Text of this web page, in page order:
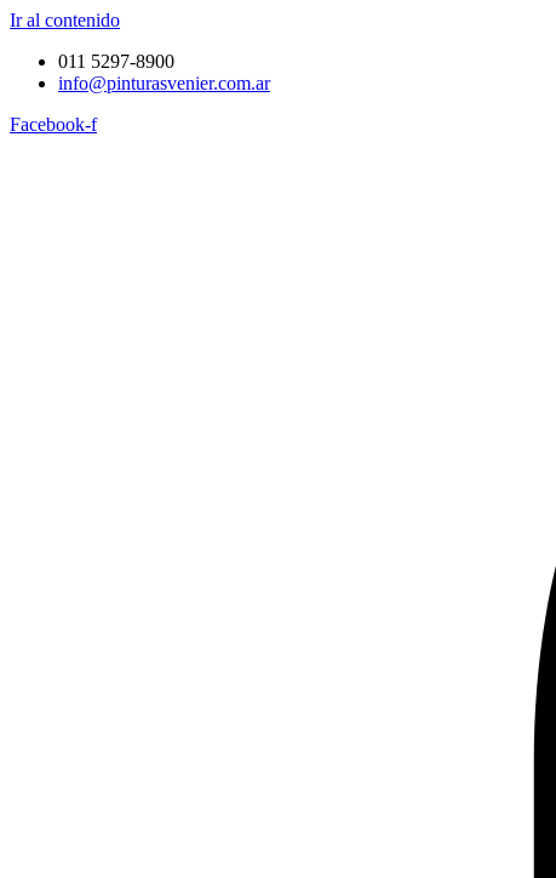
Ir al contenido
011 5297-8900
info@pinturasvenier.com.ar
Facebook-f